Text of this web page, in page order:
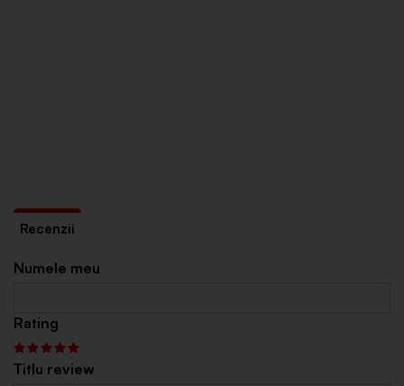
Numele meu
Rating
Titlu review